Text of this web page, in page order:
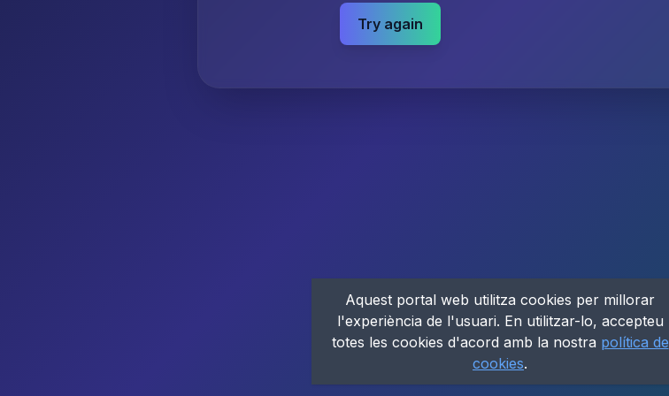
Try again
Aquest portal web utilitza cookies per millorar
l'experiència de l'usuari. En utilitzar-lo, accepteu
totes les cookies d'acord amb la nostra política de
cookies.